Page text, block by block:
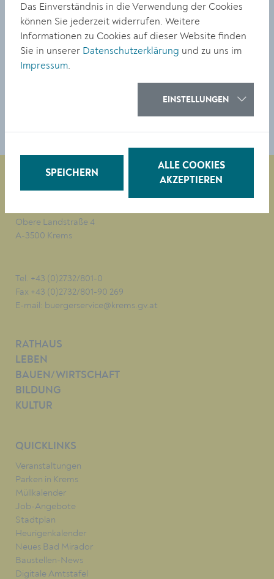
6089 x 4120 Px
2.73 MB
© Stadt Krems
DOWNLOAD
Obere Landstraße 4
A-3500 Krems
Tel. +43 (0)2732/801-0
Fax +43 (0)2732/801-90 269
E-mail: buergerservice@krems.gv.at
RATHAUS
LEBEN
BAUEN/WIRTSCHAFT
BILDUNG
KULTUR
QUICKLINKS
Veranstaltungen
Parken in Krems
Müllkalender
Job-Angebote
Stadtplan
Heurigenkalender
Neues Bad Mirador
Baustellen-News
Digitale Amtstafel
Das Einverständnis in die Verwendung der Cookies
können Sie jederzeit widerrufen. Weitere
Informationen zu Cookies auf dieser Website finden
Sie in unserer Datenschutzerklärung und zu uns im
Impressum.
EINSTELLUNGEN
SPEICHERN
ALLE COOKIES
AKZEPTIEREN